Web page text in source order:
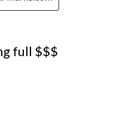
full $$$